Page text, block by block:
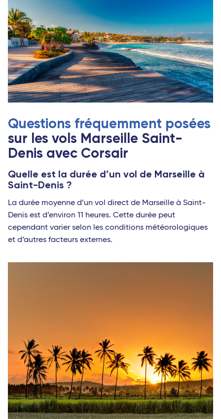
Questions fréquemment posées
sur les vols Marseille Saint-
Denis avec Corsair
Quelle est la durée d’un vol de Marseille à
Saint-Denis ?
La durée moyenne d’un vol direct de Marseille à Saint-
Denis est d’environ 11 heures. Cette durée peut
cependant varier selon les conditions météorologiques
et d’autres facteurs externes.